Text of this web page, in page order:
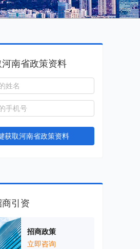
南省政策资料
获取河南省政策资料
引资
招商政策
立即咨询